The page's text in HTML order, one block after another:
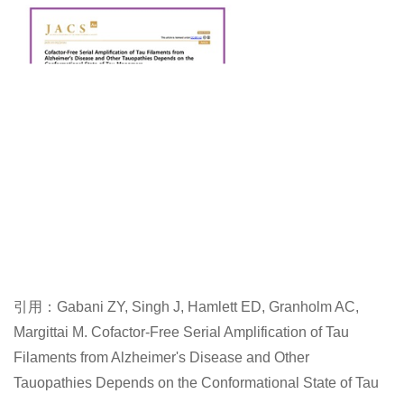
引用：Gabani ZY, Singh J, Hamlett ED, Granholm AC,
Margittai M. Cofactor-Free Serial Amplification of Tau
Filaments from Alzheimer's Disease and Other
Tauopathies Depends on the Conformational State of Tau